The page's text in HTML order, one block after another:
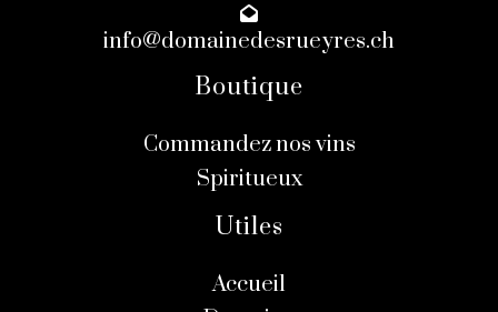
info@domainedesrueyres.ch
Boutique
Commandez nos vins
Spiritueux
Utiles
Accueil